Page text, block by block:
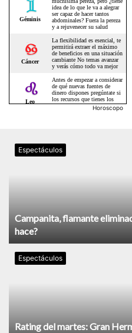
Horoscopo
Espectáculos
Campanita, flamante
hace?
Espectáculos
Rating del martes: Gran